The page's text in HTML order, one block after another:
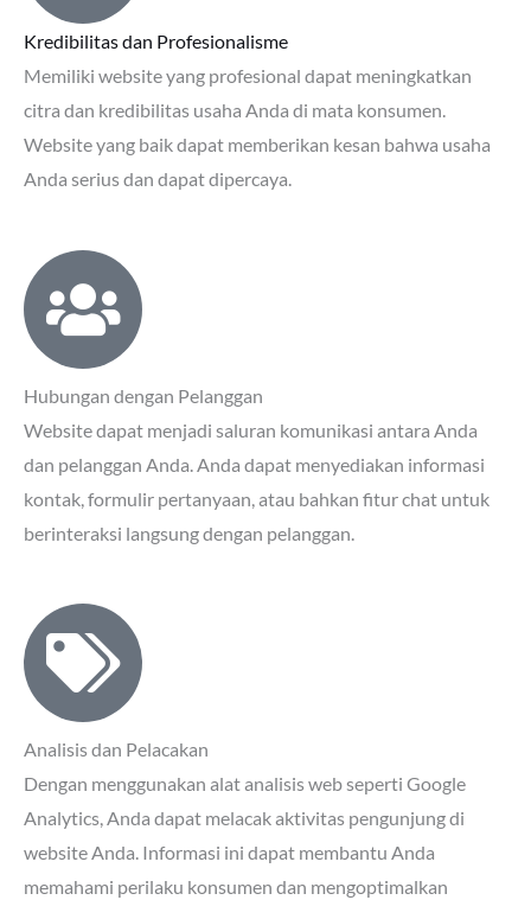
Kredibilitas dan Profesionalisme
Memiliki website yang profesional dapat meningkatkan
citra dan kredibilitas usaha Anda di mata konsumen.
Website yang baik dapat memberikan kesan bahwa usaha
Anda serius dan dapat dipercaya.
Hubungan dengan Pelanggan
Website dapat menjadi saluran komunikasi antara Anda
dan pelanggan Anda. Anda dapat menyediakan informasi
kontak, formulir pertanyaan, atau bahkan fitur chat untuk
berinteraksi langsung dengan pelanggan.
Analisis dan Pelacakan
Dengan menggunakan alat analisis web seperti Google
Analytics, Anda dapat melacak aktivitas pengunjung di
website Anda. Informasi ini dapat membantu Anda
memahami perilaku konsumen dan mengoptimalkan